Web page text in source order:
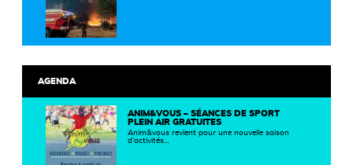
AGENDA
ANIM&VOUS – SÉANCES DE SPORT
PLEIN AIR GRATUITES
Anim&vous revient pour une nouvelle saison
d’activités…